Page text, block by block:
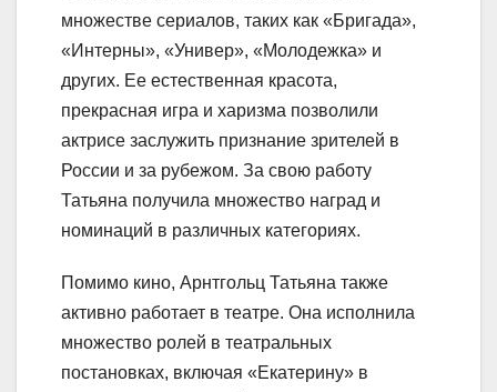
множестве сериалов, таких как «Бригада»,
«Интерны», «Универ», «Молодежка» и
других. Ее естественная красота,
прекрасная игра и харизма позволили
актрисе заслужить признание зрителей в
России и за рубежом. За свою работу
Татьяна получила множество наград и
номинаций в различных категориях.
Помимо кино, Арнтгольц Татьяна также
активно работает в театре. Она исполнила
множество ролей в театральных
постановках, включая «Екатерину» в